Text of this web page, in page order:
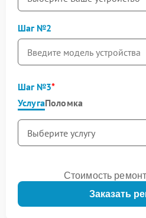
Шаг №2
Шаг №3
УслугаПоломка
Заказать
Стоимость